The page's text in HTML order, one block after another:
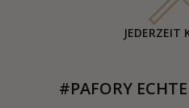
JEDERZEIT
#PAFORY